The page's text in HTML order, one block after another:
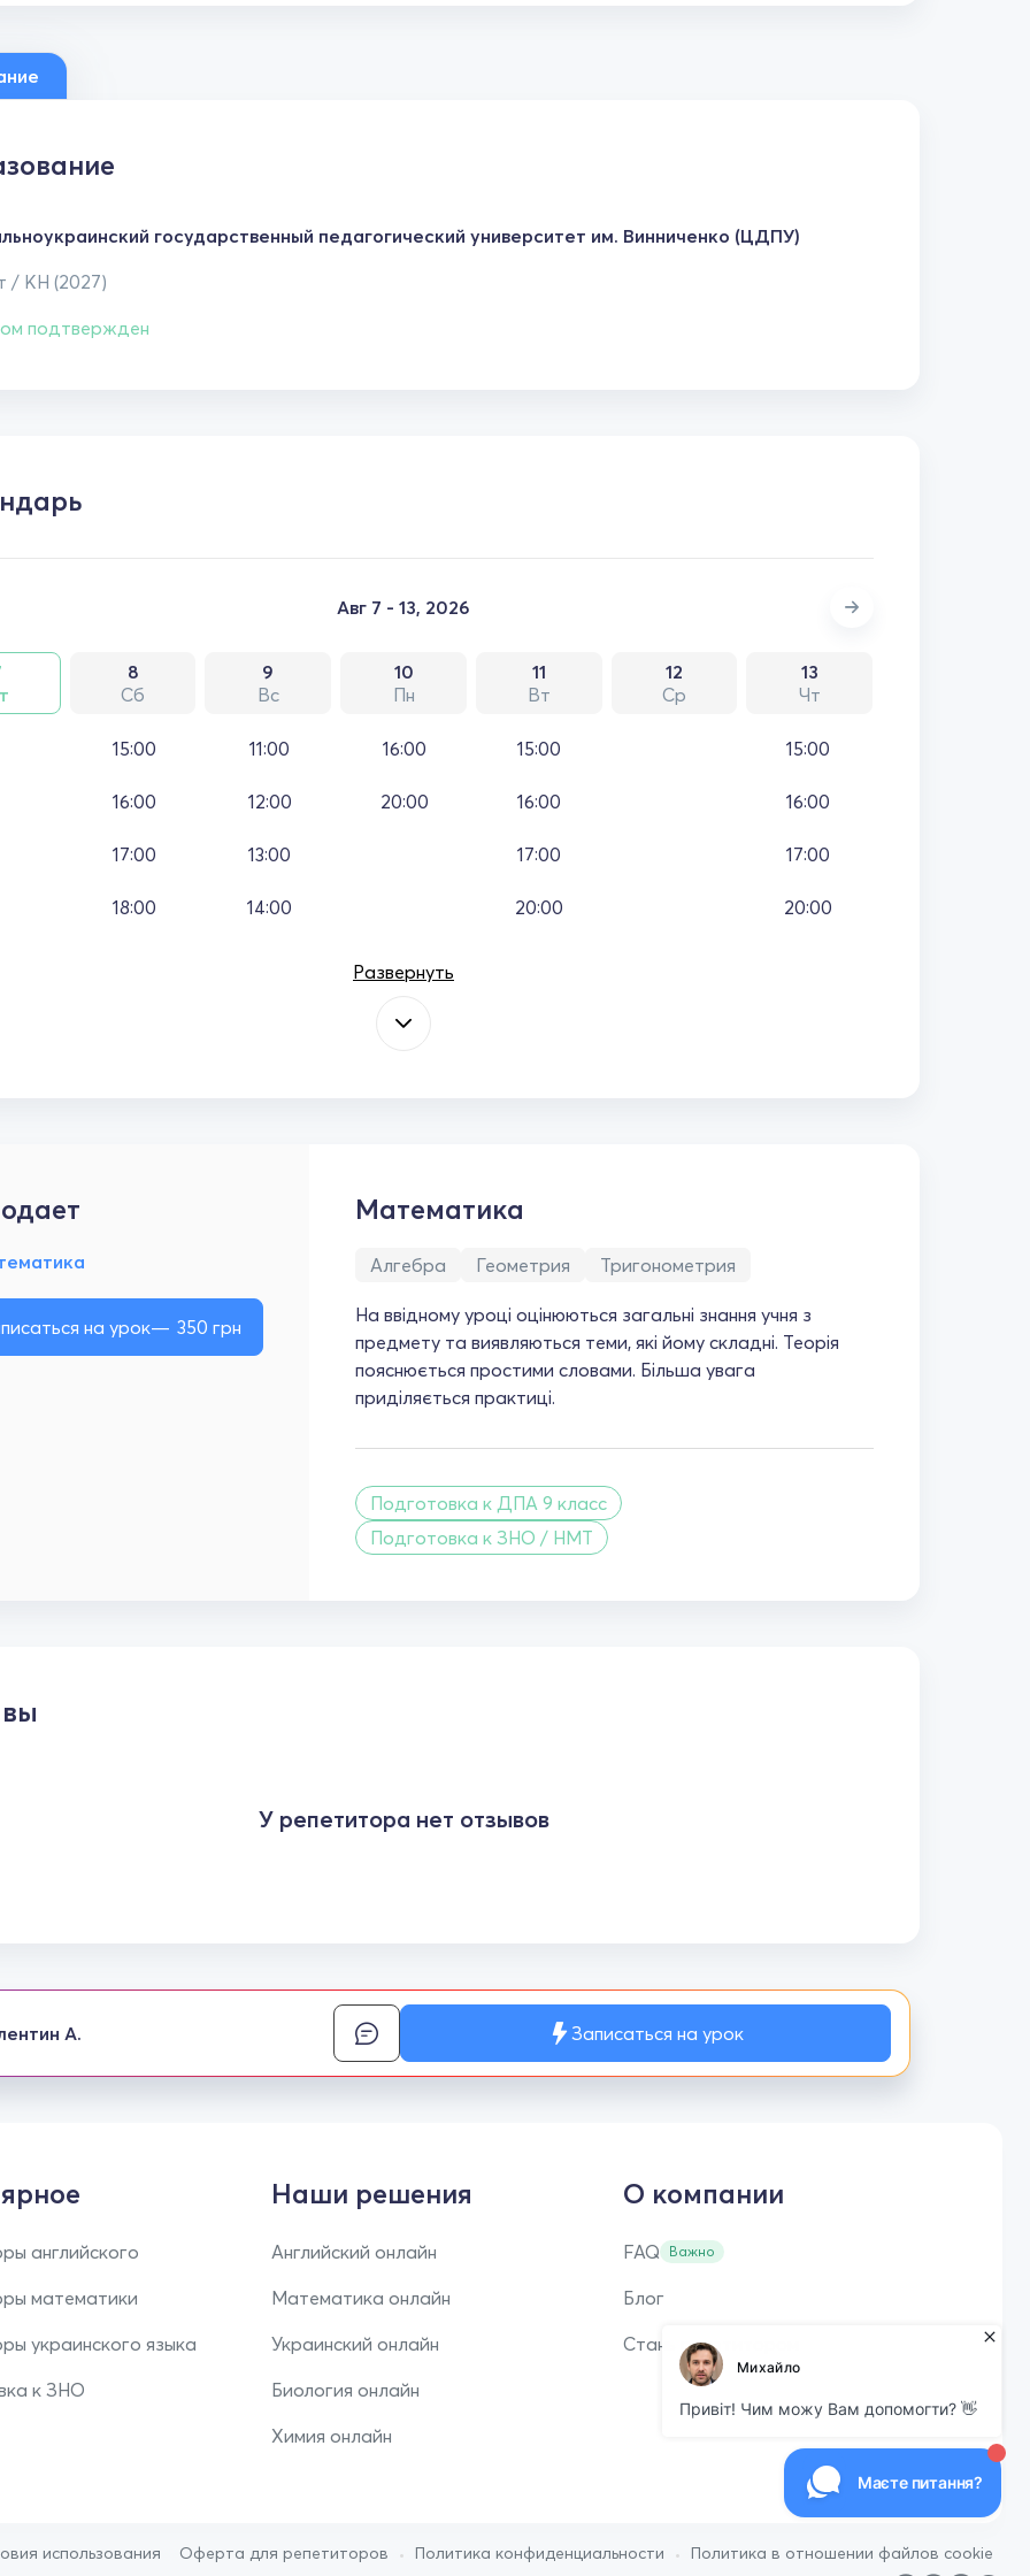
государственный педагогический университет им. Винниченко (ЦДПУ)
/ КН (2027)
подтвержден
Авг 7 - 13, 2026
8
Сб
9
Вс
10
Пн
11
Вт
12
Ср
13
Чт
15:00
16:00
17:00
18:00
11:00
12:00
13:00
14:00
16:00
20:00
15:00
16:00
17:00
20:00
15:00
16:00
17:00
20:00
Развернуть
на урок 350 грн
Математика
Алгебра Геометрия Тригонометрия
На ввідному уроці оцінюються загальні знання учня з
предмету та виявляються теми, які йому складні. Теорія
пояснюється простими словами. Більша увага
приділяється практиці.
Подготовка к ДПА 9 класс
Подготовка к ЗНО / НМТ
У репетитора нет отзывов
А. Записаться на урок
английского
математики
украинского языка
к ЗНО
Наши решения
Английский онлайн
Математика онлайн
Украинский онлайн
Биология онлайн
Химия онлайн
О компании
FAQ Важно
Блог
Стань репетитором
использования Оферта для репетиторов • Политика конфиденциальности • Политика в отношении файлов cookie